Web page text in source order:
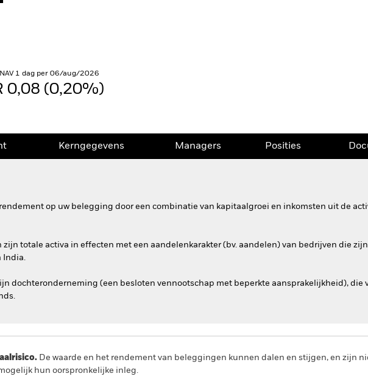
1 dag per 06/aug/2026
0,08 (0,20%)
Kerngegevens Managers Posities
op uw belegging door een combinatie van kapitaalgroei en inkomsten uit de
totale activa in effecten met een aandelenkarakter (bv. aandelen) van bedrijven die
India.
dochteronderneming (een besloten vennootschap met beperkte aansprakelijkheid), die
De waarde en het rendement van beleggingen kunnen dalen en stijgen, en zijn
hun oorspronkelijke inleg.